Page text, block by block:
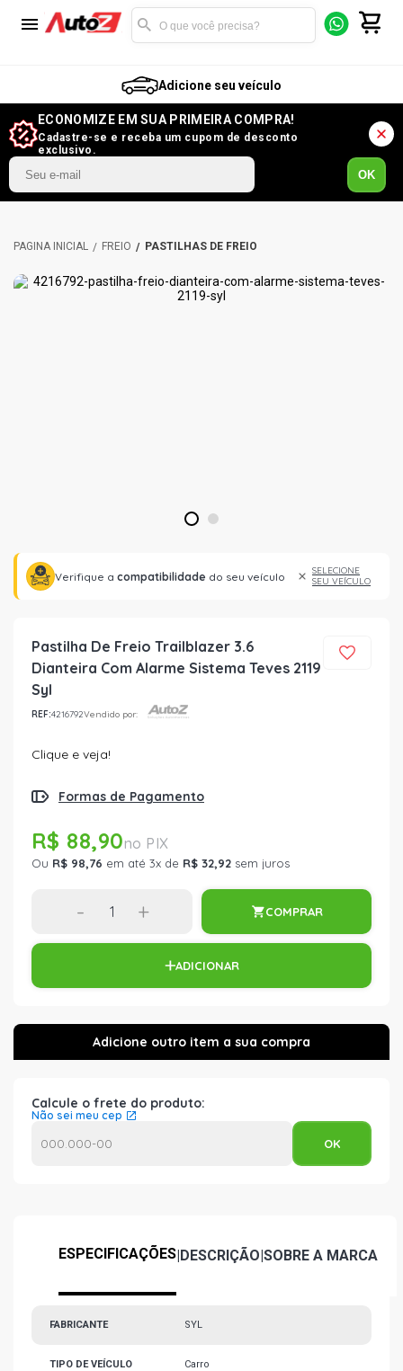
Adicione seu veículo
ECONOMIZE EM SUA PRIMEIRA COMPRA!
Cadastre-se e receba um cupom de desconto
exclusivo.
OK
FREIO PASTILHAS DE FREIO
1 2
Verifique a compatibilidade do seu veículo
SELECIONE
SEU VEÍCULO
Pastilha De Freio Trailblazer 3.6
Dianteira Com Alarme Sistema Teves 2119
Syl
REF:4216792Vendido por:
Clique e veja!
Formas de Pagamento
R$ 88,90
Ou R$ 98,76 em até 3x de R$ 32,92 sem juros
- + COMPRAR
ADICIONAR
Calcule o frete do produto:
Não sei meu cep
ESPECIFICAÇÕES|DESCRIÇÃO|SOBRE A MARCA
FABRICANTE SYL
TIPO DE VEÍCULO Carro